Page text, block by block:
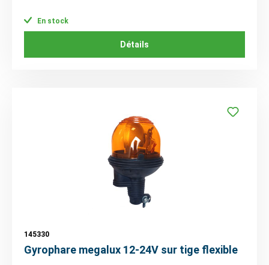
En stock
Détails
145330
Gyrophare megalux 12-24V sur tige flexible